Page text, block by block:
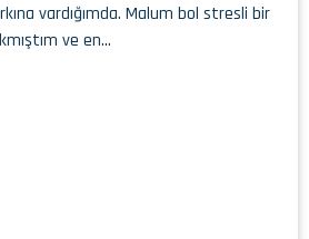
vardığımda. Malum bol stresli bir
ve en…